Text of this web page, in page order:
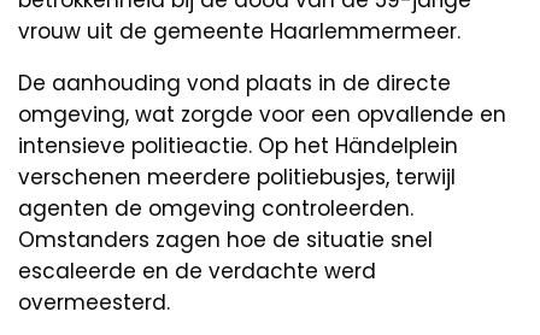
vrouw uit de gemeente Haarlemmermeer.
De aanhouding vond plaats in de directe
omgeving, wat zorgde voor een opvallende en
intensieve politieactie. Op het Händelplein
verschenen meerdere politiebusjes, terwijl
agenten de omgeving controleerden.
Omstanders zagen hoe de situatie snel
escaleerde en de verdachte werd
overmeesterd.